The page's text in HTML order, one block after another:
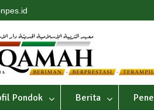
Pondok Berita